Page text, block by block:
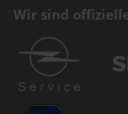
Wir sind